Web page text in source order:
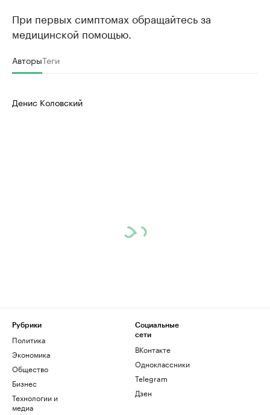
При первых симптомах обращайтесь за
медицинской помощью.
АвторыТеги
Денис Коловский
Рубрики
Политика
Экономика
Общество
Бизнес
Технологии и
медиа
Социальные
сети
ВКонтакте
Одноклассники
Telegram
Дзен